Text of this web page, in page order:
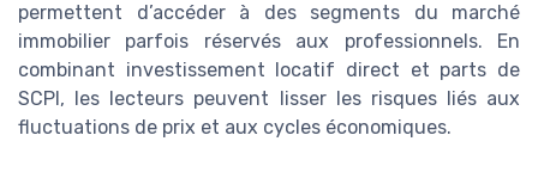
permettent d’accéder à des segments du marché
immobilier parfois réservés aux professionnels. En
combinant investissement locatif direct et parts de
SCPI, les lecteurs peuvent lisser les risques liés aux
fluctuations de prix et aux cycles économiques.